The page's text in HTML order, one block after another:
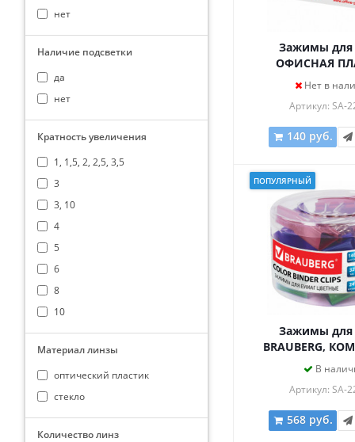
Зажимы для
ОФИСНАЯ
КОМПЛЕКТ 12
картонная
Нет в
Артикул: SA-
140 руб.
ПОПУЛЯРНЫЙ
Зажимы для
BRAUBERG,
шт., 32 мм, на
цилиндре,
В
Артикул: SA-
568 руб.
нет
Наличие подсветки
да
нет
Кратность увеличения
1, 1,5, 2, 2,5, 3,5
3
3, 10
4
5
6
8
10
Материал линзы
оптический пластик
стекло
Количество линз